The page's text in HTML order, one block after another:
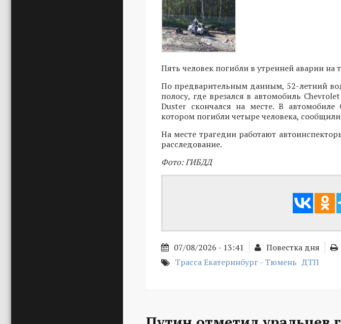
Пять человек погибли в утренней аварии на
По предварительным данным, 52-летний
полосу, где врезался в автомобиль
Duster скончался на месте. В
котором погибли четыре человека,
На месте трагедии работают
расследование.
Фото: ГИБДД
07/08/2026 - 13:41 Повестка дня
Трасса Екатеринбург - Тюмень ДТП